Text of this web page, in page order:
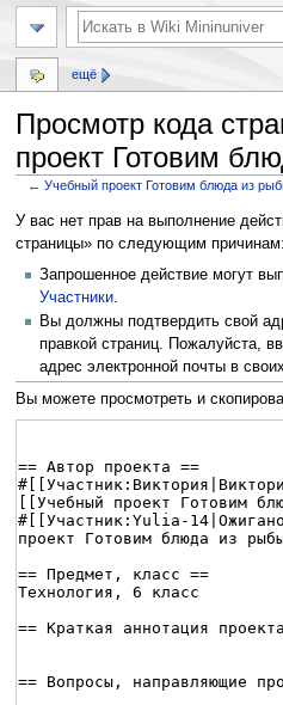
Просмотр кода
проект Готовим
←Учебный проект Готовим блюда из
Перейти
к
навигации
Перейти
к
поиску
У вас нет прав на выполнение
страницы» по следующим причинам:
Запрошенное действие могут
Участники
Вы должны подтвердить свой
правкой страниц. Пожалуйста,
адрес электронной почты в своих
Вы можете просмотреть и
ещё